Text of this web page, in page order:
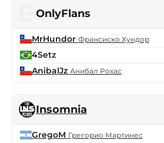
OnlyFlans
MrHundor Франсиско Хундор
4Setz
AnibalJz Анибал Рохас
Insomnia
GregoM Грегорио Мартинес